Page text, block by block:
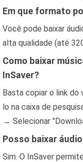
Em que formato
Você pode baixar
alta qualidade (até
Como baixar
InSaver?
Basta copiar o link
lo na caixa de
→ Selecionar
Posso baixar
Sim. O InSaver